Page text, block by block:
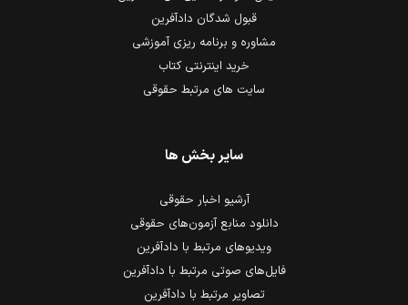
قبول شدگان دادآفرین
مشاوره و برنامه ریزی آموزشی
خرید اینترنتی کتاب
سایت های مرتبط حقوقی
سایر بخش ها
آرشیو اخبار حقوقی
دانلود منابع آزمون‌های حقوقی
ویدیوهای مرتبط با دادآفرین
فایل‌های صوتی مرتبط با دادآفرین
تصاویر مرتبط با دادآفرین